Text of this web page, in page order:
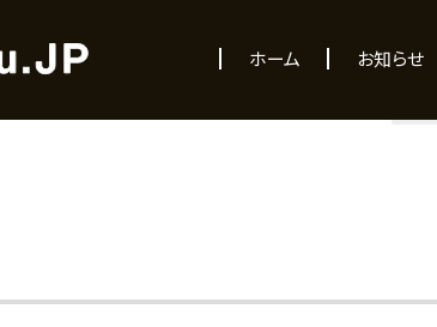
ホーム お知らせ